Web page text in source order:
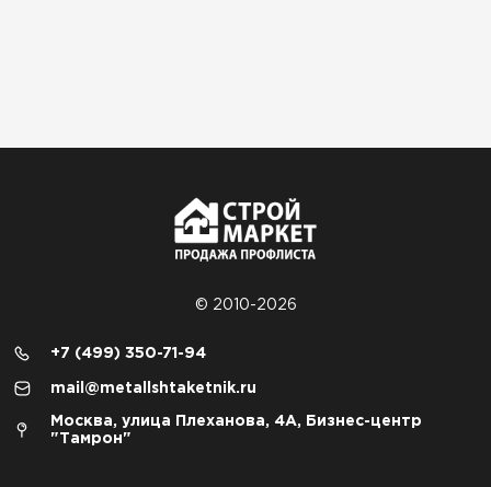
© 2010-2026
+7 (499) 350-71-94
mail@metallshtaketnik.ru
Москва, улица Плеханова, 4А, Бизнес-центр
"Тамрон"